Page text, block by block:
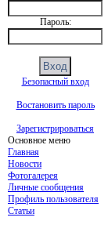
Пароль:
Безопасный вход
Востановить пароль
Зарегистрироваться
Основное меню
Главная
Новости
Фотогалерея
Личные сообщения
Профиль пользователя
Статьи